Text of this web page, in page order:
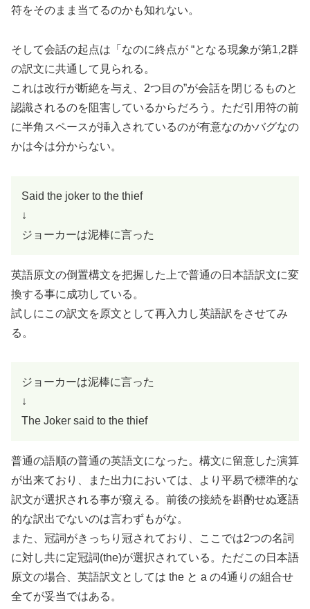
符をそのまま当てるのかも知れない。
そして会話の起点は「なのに終点が “となる現象が第1,2群
の訳文に共通して見られる。
これは改行が断絶を与え、2つ目の”が会話を閉じるものと
認識されるのを阻害しているからだろう。ただ引用符の前
に半角スペースが挿入されているのが有意なのかバグなの
かは今は分からない。
Said the joker to the thief
↓
ジョーカーは泥棒に言った
英語原文の倒置構文を把握した上で普通の日本語訳文に変
換する事に成功している。
試しにこの訳文を原文として再入力し英語訳をさせてみ
る。
ジョーカーは泥棒に言った
↓
The Joker said to the thief
普通の語順の普通の英語文になった。構文に留意した演算
が出来ており、また出力においては、より平易で標準的な
訳文が選択される事が窺える。前後の接続を斟酌せぬ逐語
的な訳出でないのは言わずもがな。
また、冠詞がきっちり冠されており、ここでは2つの名詞
に対し共に定冠詞(the)が選択されている。ただこの日本語
原文の場合、英語訳文としては the と a の4通りの組合せ
全てが妥当ではある。